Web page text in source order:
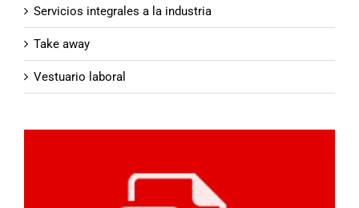
Servicios integrales a la industria
Take away
Vestuario laboral